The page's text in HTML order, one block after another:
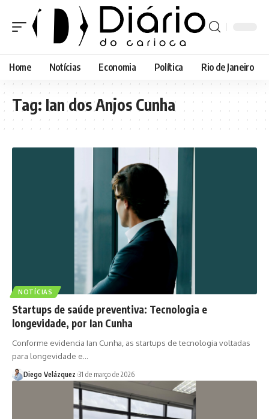
Home Notícias Economia Política Rio de Janeiro
Tag: Ian dos Anjos Cunha
NOTÍCIAS
Startups de saúde preventiva: Tecnologia e
longevidade, por Ian Cunha
Conforme evidencia Ian Cunha, as startups de tecnologia voltadas
para longevidade e…
Diego Velázquez 31 de março de 2026